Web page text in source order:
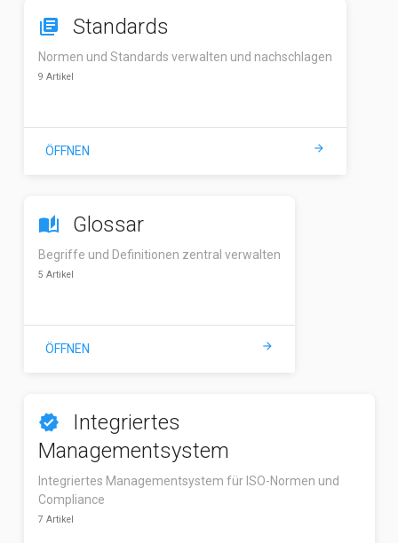
library_books Standards
Normen und Standards verwalten und nachschlagen
9 Artikel
ÖFFNEN arrow_forward
auto_stories Glossar
Begriffe und Definitionen zentral verwalten
5 Artikel
ÖFFNEN arrow_forward
verified
Integriertes
Managementsystem
Integriertes Managementsystem für ISO-Normen und
Compliance
7 Artikel